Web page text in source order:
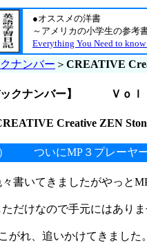
●オススメの洋書
～アメリカの小学生の参考
Everything You Need to
ナンバー ＞ CREATIVE
クナンバー】 Ｖｏｌ
Creative ZEN
） ついにMP３プレーヤ
書いてきましたがやっと
だけなので手元にはあり
がれ、追いかけてきました